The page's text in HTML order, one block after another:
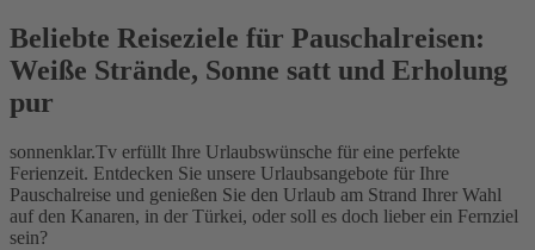
Beliebte Reiseziele für Pauschalreisen:
Weiße Strände, Sonne satt und Erholung
pur
sonnenklar.Tv erfüllt Ihre Urlaubswünsche für eine perfekte
Ferienzeit. Entdecken Sie unsere Urlaubsangebote für Ihre
Pauschalreise und genießen Sie den Urlaub am Strand Ihrer Wahl
auf den Kanaren, in der Türkei, oder soll es doch lieber ein Fernziel
sein?